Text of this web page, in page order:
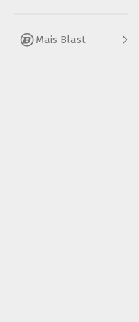
Mais Blast